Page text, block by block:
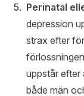
Perinatal
depression
strax efter
uppstår efter
både män